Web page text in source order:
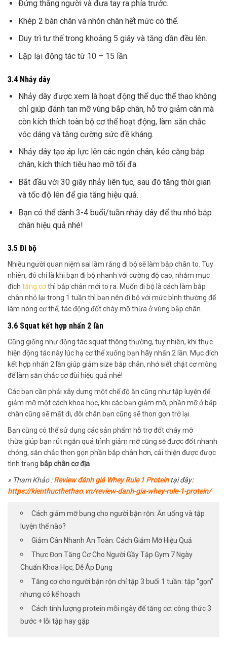
Đứng thẳng người và đưa tay ra phía trước.
Khép 2 bàn chân và nhón chân hết mức có thể.
Duy trì tư thế trong khoảng 5 giây và tăng dần đều lên.
Lặp lại động tác từ 10 – 15 lần.
3.4 Nhảy dây
Nhảy dây được xem là hoạt động thể dục thể thao không
chỉ giúp đánh tan mỡ vùng bắp chân, hỗ trợ giảm cân mà
còn kích thích toàn bộ cơ thể hoạt động, làm săn chắc
vóc dáng và tăng cường sức đề kháng.
Nhảy dây tạo áp lực lên các ngón chân, kéo căng bắp
chân, kích thích tiêu hao mỡ tối đa.
Bắt đầu với 30 giây nhảy liên tục, sau đó tăng thời gian
và tốc độ lên để gia tăng hiệu quả.
Bạn có thể dành 3-4 buổi/tuần nhảy dây để thu nhỏ bắp
chân hiệu quả nhé!
3.5 Đi bộ
Nhiều người quan niệm sai lầm rằng đi bộ sẽ làm bắp chân to. Tuy
nhiên, đó chỉ là khi bạn đi bộ nhanh với cường độ cao, nhằm mục
đích tăng cơthì bắp chân mới to ra. Muốn đi bộ là cách làm bắp
chân nhỏ lại trong 1 tuần thì bạn nên đi bộ với mức bình thường để
làm nóng cơ thể, tác động đốt cháy mỡ thừa ở vùng bắp chân.
3.6 Squat kết hợp nhấn 2 lần
Cũng giống như động tác squat thông thường, tuy nhiên, khi thực
hiện động tác này lúc hạ cơ thể xuống bạn hãy nhấn 2 lần. Mục đích
kết hợp nhấn 2 lần giúp giảm size bắp chân, nhớ siết chặt cơ mông
để làm săn chắc cơ đùi hiệu quả nhé!
Các bạn cần phải xây dựng một chế độ ăn cũng như tập luyện để
giảm mỡ một cách khoa học, khi các bạn giảm mỡ, phần mỡ ở bắp
chân cũng sẽ mất đi, đôi chân bạn cũng sẽ thon gọn trở lại.
Bạn cũng có thể sử dụng các sản phẩm hỗ trợ đốt cháy mỡ
thừagiúp bạn rút ngắn quá trình giảm mỡcũng sẽ được đốt nhanh
chóng, săn chắc thon gọn phần bắp chân hơn, cải thiện được được
tình trạng bắp chân cơ địa.
» Tham Khảo :Review đánh giá Whey Rule 1 Proteintại đây:
https://kienthucthethao.vn/review-danh-gia-whey-rule-1-protein/
Cách giảm mỡ bụng cho người bận rộn: Ăn uống và tập
luyện thế nào?
Giảm Cân Nhanh An Toàn: Cách Giảm Mỡ Hiệu Quả
Thực Đơn Tăng Cơ Cho Người Gầy Tập Gym 7 Ngày
Chuẩn Khoa Học, Dễ Áp Dụng
Tăng cơ cho người bận rộn chỉ tập 3 buổi 1 tuần: tập “gọn”
nhưng có kế hoạch
Cách tính lượng protein mỗi ngày để tăng cơ: công thức 3
bước + lỗi tập hay gặp